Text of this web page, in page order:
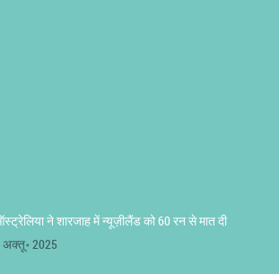
ने शारजाह में न्यूज़ीलैंड को 60 रन से मात दी
अक्तू॰ 2025